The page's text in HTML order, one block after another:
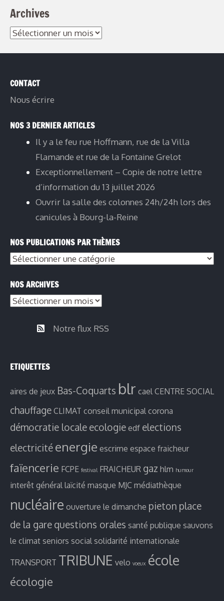
Archives
CONTACT
Nous écrire
NOS 3 DERNIER ARTICLES
Il y a le feu rue Hoffmann, rue de la Villa
Flamande et rue de la Fontaine Grelot
Exceptionnellement – Copie de notre lettre
d’information du 13 juillet 2026
Ouvrir la salle des colonnes 24h/24h lors des
canicules à Bourg-la-Reine
NOS PUBLICATIONS PAR THÈMES
NOS ARCHIVES
Notre flux RSS
ETIQUETTES
aires de jeux Bas-Coquarts blr cael CENTRE SOCIAL
chauffage CLIMAT conseil municipal corona
démocratie locale ecologie edf elections
electricité energie escrime espace fraicheur
faïencerie FCPE festival FRAICHEUR gaz hlm humour
interêt général laïcité masque MJC médiathèque
nucléaire ouverture le dimanche pieton place
de la gare questions orales santé publique sauvons
le climat seniors social solidarité internationale
TRANSPORT TRIBUNE velo voeux école
écologie